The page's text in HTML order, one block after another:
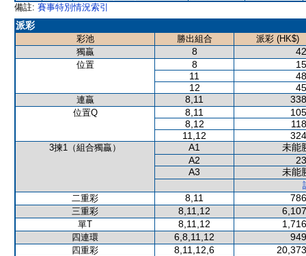
備註: 賽事特別情況索引
派彩
彩池 勝出組合
派彩 (HK$)
獨贏
8
位置 8
11
12
連贏 8,11
位置Q 8,11
8,12
11,12
3揀1（組合獨贏） A1
未能
A2
A3
未能
二重彩
8,11
三重彩 8,11,12
單T 8,11,12
四連環 6,8,11,12
四重彩 8,11,12,6